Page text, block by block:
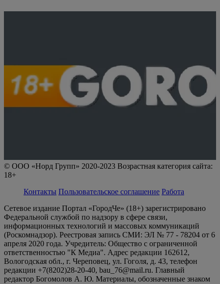
© ООО «Норд Групп» 2020-2023 Возрастная категория сайта:
18+
Контакты Пользовательское соглашение Работа
Сетевое издание Портал «ГородЧе» (18+) зарегистрировано
Федеральной службой по надзору в сфере связи,
информационных технологий и массовых коммуникаций
(Роскомнадзор). Реестровая запись СМИ: ЭЛ № 77 - 78204 от 6
апреля 2020 года. Учредитель: Общество с ограниченной
ответственностью "К Медиа". Адрес редакции 162612,
Вологодская обл., г. Череповец, ул. Гоголя, д. 43, телефон
редакции +7(8202)28-20-40, bau_76@mail.ru. Главный
редактор Богомолов А. Ю. Материалы, обозначенные знаком